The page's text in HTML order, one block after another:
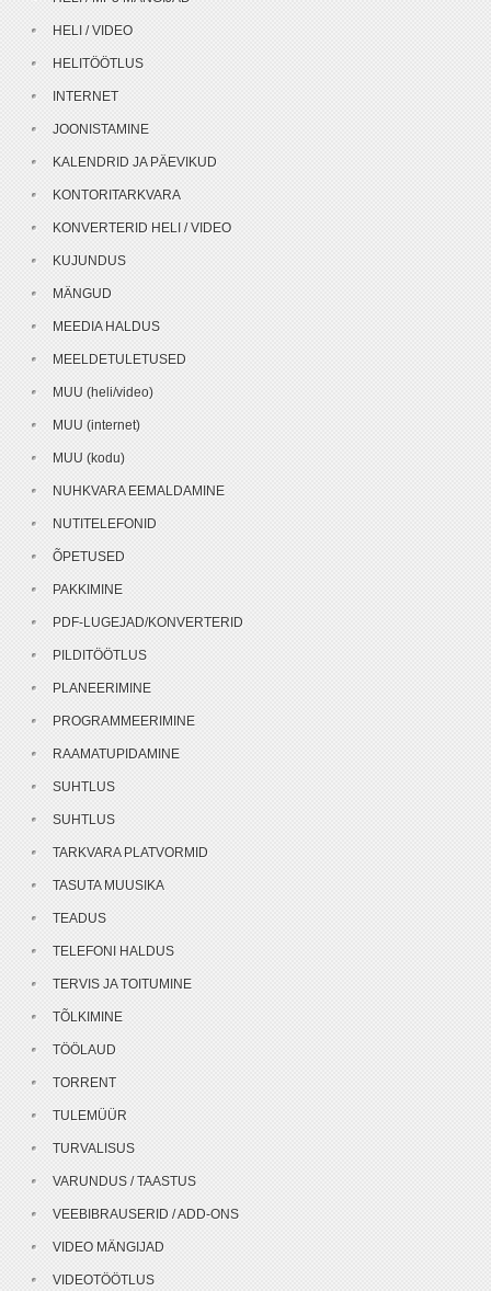
HELI / VIDEO
HELITÖÖTLUS
INTERNET
JOONISTAMINE
KALENDRID JA PÄEVIKUD
KONTORITARKVARA
KONVERTERID HELI / VIDEO
KUJUNDUS
MÄNGUD
MEEDIA HALDUS
MEELDETULETUSED
MUU (heli/video)
MUU (internet)
MUU (kodu)
NUHKVARA EEMALDAMINE
NUTITELEFONID
ÕPETUSED
PAKKIMINE
PDF-LUGEJAD/KONVERTERID
PILDITÖÖTLUS
PLANEERIMINE
PROGRAMMEERIMINE
RAAMATUPIDAMINE
SUHTLUS
SUHTLUS
TARKVARA PLATVORMID
TASUTA MUUSIKA
TEADUS
TELEFONI HALDUS
TERVIS JA TOITUMINE
TÕLKIMINE
TÖÖLAUD
TORRENT
TULEMÜÜR
TURVALISUS
VARUNDUS / TAASTUS
VEEBIBRAUSERID / ADD-ONS
VIDEO MÄNGIJAD
VIDEOTÖÖTLUS